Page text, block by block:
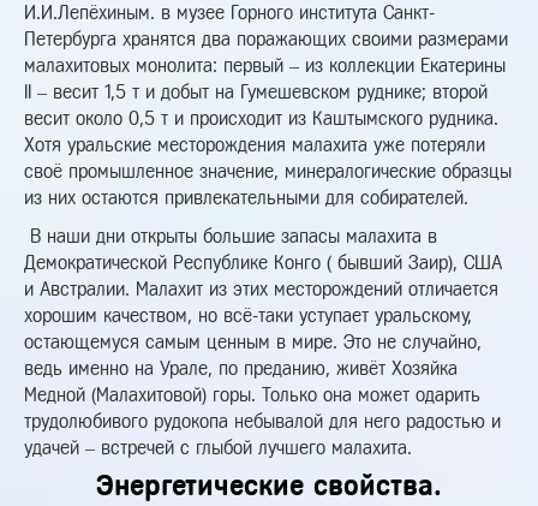
И.И.Лепёхиным. в музее Горного института Санкт-
Петербурга хранятся два поражающих своими размерами
малахитовых монолита: первый – из коллекции Екатерины
II – весит 1,5 т и добыт на Гумешевском руднике; второй
весит около 0,5 т и происходит из Каштымского рудника.
Хотя уральские месторождения малахита уже потеряли
своё промышленное значение, минералогические образцы
из них остаются привлекательными для собирателей.
В наши дни открыты большие запасы малахита в
Демократической Республике Конго ( бывший Заир), США
и Австралии. Малахит из этих месторождений отличается
хорошим качеством, но всё-таки уступает уральскому,
остающемуся самым ценным в мире. Это не случайно,
ведь именно на Урале, по преданию, живёт Хозяйка
Медной (Малахитовой) горы. Только она может одарить
трудолюбивого рудокопа небывалой для него радостью и
удачей – встречей с глыбой лучшего малахита.
Энергетические свойства.